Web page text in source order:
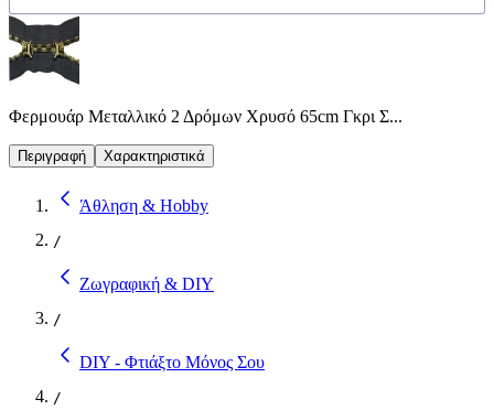
Φερμουάρ Μεταλλικό 2 Δρόμων Χρυσό 65cm Γκρι Σ...
Περιγραφή Χαρακτηριστικά
Άθληση & Hobby
/
Ζωγραφική & DIY
/
DIY - Φτιάξτο Μόνος Σου
/